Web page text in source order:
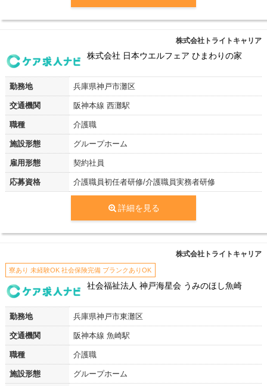
株式会社トライトキャリア
株式会社 日本ウエルフェア ひまわりの家
勤務地 兵庫県神戸市灘区
交通機関 阪神本線 西灘駅
職種 介護職
施設形態 グループホーム
雇用形態 契約社員
応募資格 介護職員初任者研修/介護職員実務者研修
詳細を見る
株式会社トライトキャリア
寮あり 未経験OK 社会保険完備 ブランクありOK
社会福祉法人 神戸海星会 うみのほし魚崎
勤務地 兵庫県神戸市東灘区
交通機関 阪神本線 魚崎駅
職種 介護職
施設形態 グループホーム